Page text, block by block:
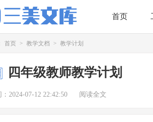
首页
首页 > 教学文档 > 教学计划
四年级教师教学计划
：2024-07-12 22:42:50 阅读全文